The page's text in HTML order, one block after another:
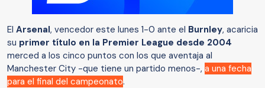
El Arsenal, vencedor este lunes 1-0 ante el Burnley, acaricia
su primer título en la Premier League desde 2004
merced a los cinco puntos con los que aventaja al
Manchester City -que tiene un partido menos-, a una fecha
para el final del campeonato.